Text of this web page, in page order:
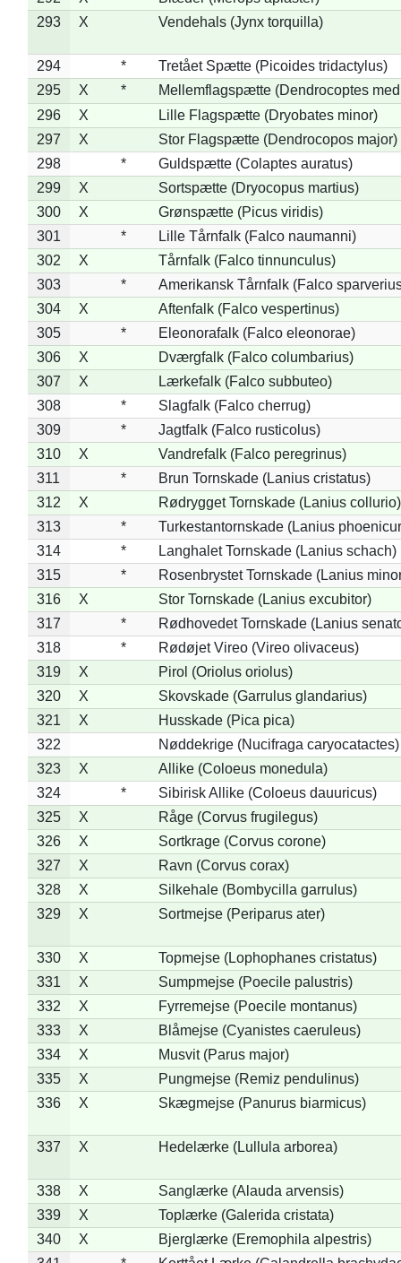
293
X Vendehals (Jynx torquilla)
294 *
Tretået Spætte (Picoides tridactylus)
295
X *
Mellemflagspætte (Dendrocoptes
296
X
Lille Flagspætte (Dryobates minor)
297
X
Stor Flagspætte (Dendrocopos major)
298
*
Guldspætte (Colaptes auratus)
299
X
Sortspætte (Dryocopus martius)
300
X
Grønspætte (Picus viridis)
301
*
Lille Tårnfalk (Falco naumanni)
302
X
Tårnfalk (Falco tinnunculus)
303
*
Amerikansk Tårnfalk (Falco
304
X
Aftenfalk (Falco vespertinus)
305
*
Eleonorafalk (Falco eleonorae)
306
X
Dværgfalk (Falco columbarius)
307
X
Lærkefalk (Falco subbuteo)
308
*
Slagfalk (Falco cherrug)
309
*
Jagtfalk (Falco rusticolus)
310
X
Vandrefalk (Falco peregrinus)
311
*
Brun Tornskade (Lanius cristatus)
312
X
Rødrygget Tornskade (Lanius collurio)
313
*
Turkestantornskade (Lanius
314
*
Langhalet Tornskade (Lanius schach)
315
*
Rosenbrystet Tornskade (Lanius
316
X
Stor Tornskade (Lanius excubitor)
317
*
Rødhovedet Tornskade (Lanius
318
*
Rødøjet Vireo (Vireo olivaceus)
319
X
Pirol (Oriolus oriolus)
320
X
Skovskade (Garrulus glandarius)
321
X
Husskade (Pica pica)
322
Nøddekrige (Nucifraga caryocatactes)
323
X
Allike (Coloeus monedula)
324
*
Sibirisk Allike (Coloeus dauuricus)
325
X
Råge (Corvus frugilegus)
326
X
Sortkrage (Corvus corone)
327
X
Ravn (Corvus corax)
328
X
Silkehale (Bombycilla garrulus)
329
X Sortmejse (Periparus ater)
330 X
Topmejse (Lophophanes cristatus)
331
X
Sumpmejse (Poecile palustris)
332
X
Fyrremejse (Poecile montanus)
333
X
Blåmejse (Cyanistes caeruleus)
334
X
Musvit (Parus major)
335
X
Pungmejse (Remiz pendulinus)
336
X Skægmejse (Panurus biarmicus)
337 X Hedelærke (Lullula arborea)
338 X
Sanglærke (Alauda arvensis)
339
X
Toplærke (Galerida cristata)
340
X
Bjerglærke (Eremophila alpestris)